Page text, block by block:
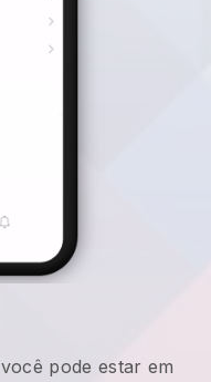
você pode estar em